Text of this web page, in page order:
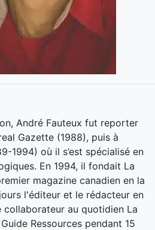
André Fauteux fut reporter
Gazette (1988), puis à
1994) où il s’est spécialisé en
En 1994, il fondait La
magazine canadien en la
l'éditeur et le rédacteur en
collaborateur au quotidien La
Ressources pendant 15